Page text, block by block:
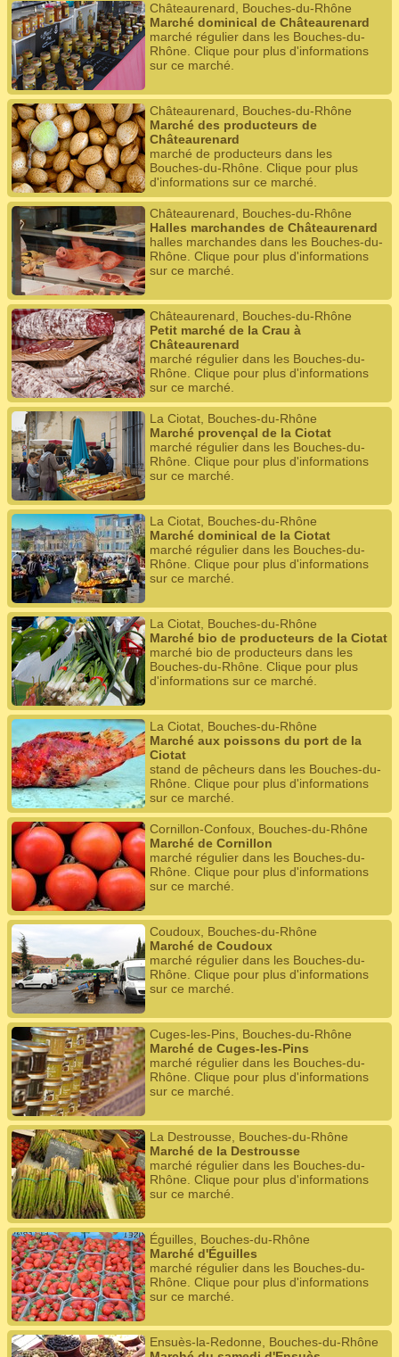
Châteaurenard, Bouches-du-Rhône
Marché dominical de Châteaurenard
marché régulier dans les Bouches-du-
Rhône. Clique pour plus d'informations
sur ce marché.
Châteaurenard, Bouches-du-Rhône
Marché des producteurs de
Châteaurenard
marché de producteurs dans les
Bouches-du-Rhône. Clique pour plus
d'informations sur ce marché.
Châteaurenard, Bouches-du-Rhône
Halles marchandes de Châteaurenard
halles marchandes dans les Bouches-du-
Rhône. Clique pour plus d'informations
sur ce marché.
Châteaurenard, Bouches-du-Rhône
Petit marché de la Crau à
Châteaurenard
marché régulier dans les Bouches-du-
Rhône. Clique pour plus d'informations
sur ce marché.
La Ciotat, Bouches-du-Rhône
Marché provençal de la Ciotat
marché régulier dans les Bouches-du-
Rhône. Clique pour plus d'informations
sur ce marché.
La Ciotat, Bouches-du-Rhône
Marché dominical de la Ciotat
marché régulier dans les Bouches-du-
Rhône. Clique pour plus d'informations
sur ce marché.
La Ciotat, Bouches-du-Rhône
Marché bio de producteurs de la Ciotat
marché bio de producteurs dans les
Bouches-du-Rhône. Clique pour plus
d'informations sur ce marché.
La Ciotat, Bouches-du-Rhône
Marché aux poissons du port de la
Ciotat
stand de pêcheurs dans les Bouches-du-
Rhône. Clique pour plus d'informations
sur ce marché.
Cornillon-Confoux, Bouches-du-Rhône
Marché de Cornillon
marché régulier dans les Bouches-du-
Rhône. Clique pour plus d'informations
sur ce marché.
Coudoux, Bouches-du-Rhône
Marché de Coudoux
marché régulier dans les Bouches-du-
Rhône. Clique pour plus d'informations
sur ce marché.
Cuges-les-Pins, Bouches-du-Rhône
Marché de Cuges-les-Pins
marché régulier dans les Bouches-du-
Rhône. Clique pour plus d'informations
sur ce marché.
La Destrousse, Bouches-du-Rhône
Marché de la Destrousse
marché régulier dans les Bouches-du-
Rhône. Clique pour plus d'informations
sur ce marché.
Éguilles, Bouches-du-Rhône
Marché d'Éguilles
marché régulier dans les Bouches-du-
Rhône. Clique pour plus d'informations
sur ce marché.
Ensuès-la-Redonne, Bouches-du-Rhône